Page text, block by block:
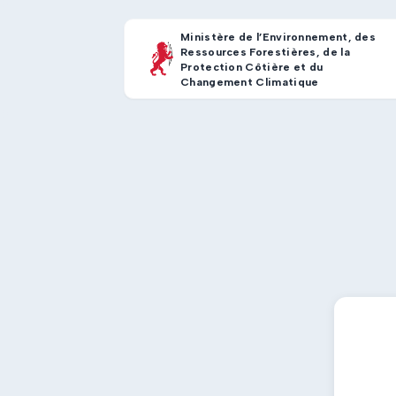
Ministère de l’Environnement, des
Ressources Forestières, de la
Protection Côtière et du
Changement Climatique